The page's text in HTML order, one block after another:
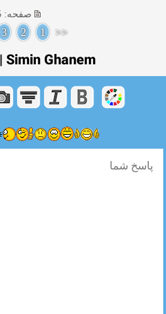
صفحه: 5 / 5
<<
1
2
3
Simin Ghanem | سیمین غانم